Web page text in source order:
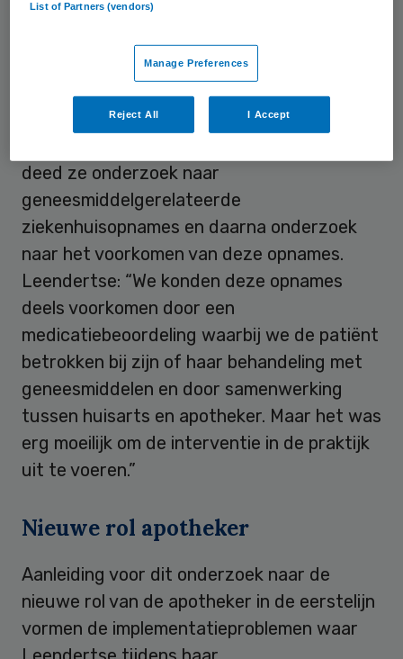
binnen de huisartsenpraktijk.
Minder ziekenhuisopnames
Leendertse heeft het onderzoeksvoorstel
deed ze onderzoek naar
geneesmiddelgerelateerde
ziekenhuisopnames en daarna onderzoek
naar het voorkomen van deze opnames.
Leendertse: “We konden deze opnames
deels voorkomen door een
medicatiebeoordeling waarbij we de patiënt
betrokken bij zijn of haar behandeling met
geneesmiddelen en door samenwerking
tussen huisarts en apotheker. Maar het was
erg moeilijk om de interventie in de praktijk
uit te voeren.”
Nieuwe rol apotheker
Aanleiding voor dit onderzoek naar de
nieuwe rol van de apotheker in de eerstelijn
vormen de implementatieproblemen waar
List of Partners (vendors)
Manage Preferences
Reject All I Accept